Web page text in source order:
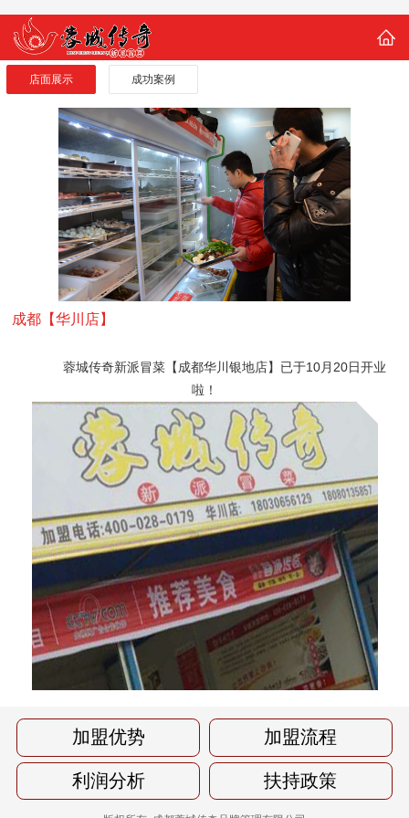
店面展示 成功案例
成都【华川店】
蓉城传奇新派冒菜【成都华川银地店】 已于10月20日开业
啦！
加盟优势 加盟流程
利润分析 扶持政策